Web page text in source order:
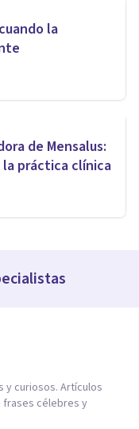
la
de Mensalus:
práctica clínica
y curiosos. Artículos
frases célebres y